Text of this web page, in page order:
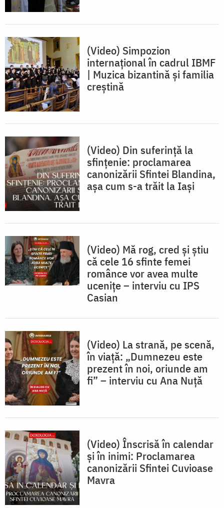
(Video) Simpozion
internațional în cadrul IBMF
| Muzica bizantină și familia
creștină
(Video) Din suferință la
sfințenie: proclamarea
canonizării Sfintei Blandina,
așa cum s-a trăit la Iași
(Video) Mă rog, cred și știu
că cele 16 sfinte femei
românce vor avea multe
ucenițe – interviu cu IPS
Casian
(Video) La strană, pe scenă,
în viață: „Dumnezeu este
prezent în noi, oriunde am
fi” – interviu cu Ana Nuță
(Video) Înscrisă în calendar
și în inimi: Proclamarea
canonizării Sfintei Cuvioase
Mavra